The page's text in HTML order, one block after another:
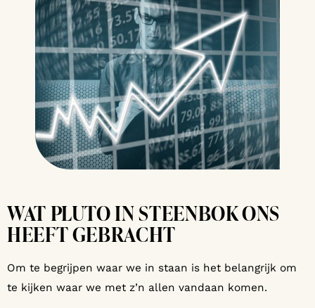
WAT PLUTO IN STEENBOK ONS
HEEFT GEBRACHT
Om te begrijpen waar we in staan is het belangrijk om
te kijken waar we met z’n allen vandaan komen.